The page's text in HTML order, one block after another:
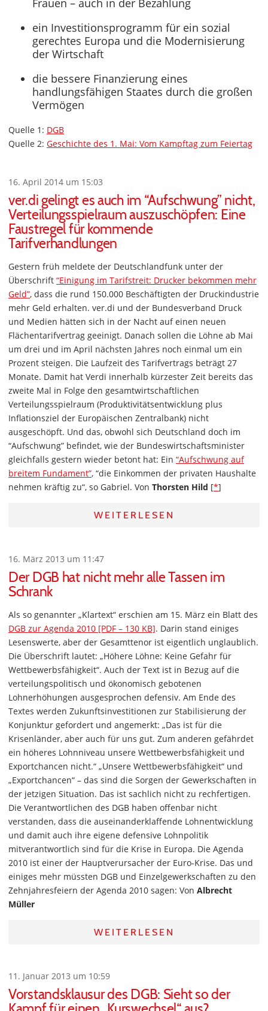
Frauen – auch in der Bezahlung
ein Investitionsprogramm für ein sozial
gerechtes Europa und die Modernisierung
der Wirtschaft
die bessere Finanzierung eines
handlungsfähigen Staates durch die großen
Vermögen
Quelle 1: DGB
Quelle 2: Geschichte des 1. Mai: Vom Kampftag zum Feiertag
16. April 2014 um 15:03
ver.di gelingt es auch im “Aufschwung” nicht,
Verteilungsspielraum auszuschöpfen: Eine
Faustregel für kommende
Tarifverhandlungen
Gestern früh meldete der Deutschlandfunk unter der
Überschrift “Einigung im Tarifstreit: Drucker bekommen mehr
Geld”, dass die rund 150.000 Beschäftigten der Druckindustrie
mehr Geld erhalten. ver.di und der Bundesverband Druck
und Medien hätten sich in der Nacht auf einen neuen
Flächentarifvertrag geeinigt. Danach sollen die Löhne ab Mai
um drei und im April nächsten Jahres noch einmal um ein
Prozent steigen. Die Laufzeit des Tarifvertrags beträgt 27
Monate. Damit hat Verdi innerhalb kürzester Zeit bereits das
zweite Mal in Folge den gesamtwirtschaftlichen
Verteilungsspielraum (Produktivitätsentwicklung plus
Inflationsziel der Europäischen Zentralbank) nicht
ausgeschöpft. Und das, obwohl sich Deutschland doch im
“Aufschwung” befindet, wie der Bundeswirtschaftsminister
gleichfalls gestern wieder betont hat: Ein “Aufschwung auf
breitem Fundament”, “die Einkommen der privaten Haushalte
nehmen kräftig zu“, so Gabriel. Von Thorsten Hild [*]
WEITERLESEN
16. März 2013 um 11:47
Der DGB hat nicht mehr alle Tassen im
Schrank
Als so genannter „Klartext“ erschien am 15. März ein Blatt des
DGB zur Agenda 2010 [PDF – 130 KB]. Darin stand einiges
Lesenswerte, aber der Gesamttenor ist eigentlich unglaublich.
Die Überschrift lautet: „Höhere Löhne: Keine Gefahr für
Wettbewerbsfähigkeit“. Auch der Text ist in Bezug auf die
verteilungspolitisch und ökonomisch gebotenen
Lohnerhöhungen ausgesprochen defensiv. Am Ende des
Textes werden Zukunftsinvestitionen zur Stabilisierung der
Konjunktur gefordert und angemerkt: „Das ist für die
Krisenländer, aber auch für uns gut. Zum anderen gefährdet
ein höheres Lohnniveau unsere Wettbewerbsfähigkeit und
Exportchancen nicht.“ „Unsere Wettbewerbsfähigkeit“ und
„Exportchancen“ – das sind die Sorgen der Gewerkschaften in
der jetzigen Situation. Das ist sachlich nicht zu rechfertigen.
Die Verantwortlichen des DGB haben offenbar nicht
verstanden, dass die auseinanderklaffende Lohnentwicklung
und damit auch ihre eigene defensive Lohnpolitik
mitverantwortlich sind für die Krise in Europa. Die Agenda
2010 ist einer der Hauptverursacher der Euro-Krise. Das und
einiges mehr müssten DGB und Einzelgewerkschaften zu den
Zehnjahresfeiern der Agenda 2010 sagen: Von Albrecht
Müller
WEITERLESEN
11. Januar 2013 um 10:59
Vorstandsklausur des DGB: Sieht so der